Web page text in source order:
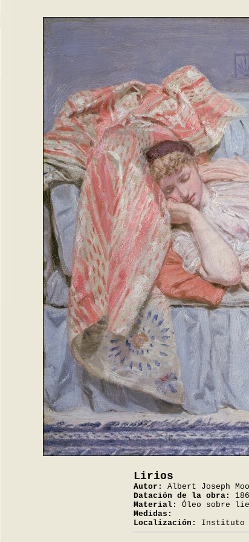
Lirios
Autor:
Albert Joseph
Datación de la obra:
Material:
Óleo sobre
Medidas:
Localización:
Instituto